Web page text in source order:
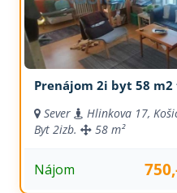
Prenájom 2i byt 58
Sever
Hlinkova 17,
Byt 2izb. 58 m²
Nájom